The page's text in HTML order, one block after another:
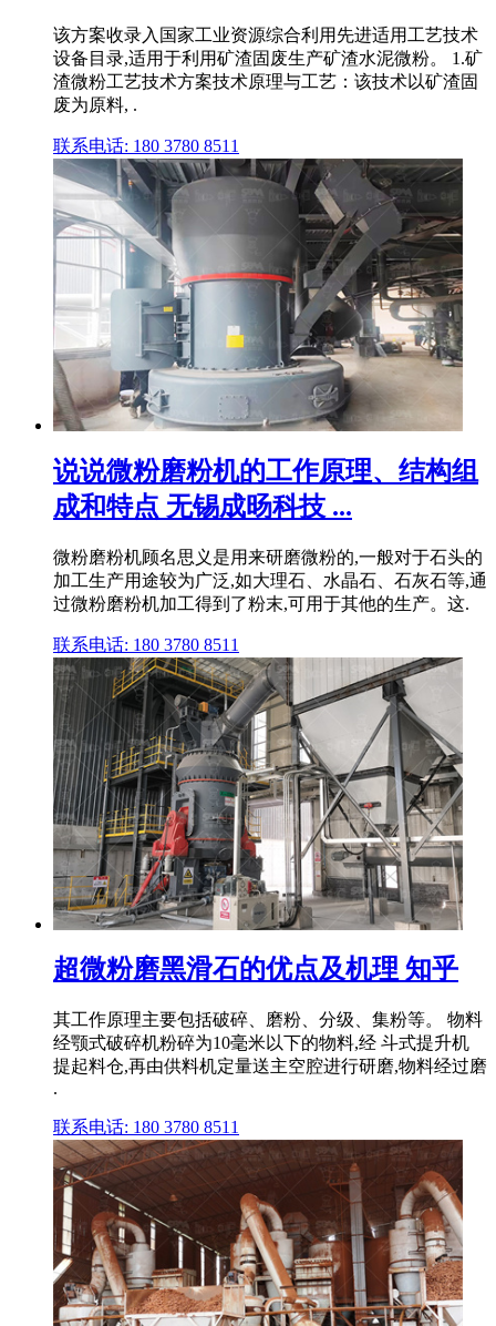
该方案收录入国家工业资源综合利用先进适用工艺技术
设备目录,适用于利用矿渣固废生产矿渣水泥微粉。 1.矿
渣微粉工艺技术方案技术原理与工艺：该技术以矿渣固
废为原料, .
联系电话: 180 3780 8511
说说微粉磨粉机的工作原理、结构组
成和特点 无锡成旸科技 ...
微粉磨粉机顾名思义是用来研磨微粉的,一般对于石头的
加工生产用途较为广泛,如大理石、水晶石、石灰石等,通
过微粉磨粉机加工得到了粉末,可用于其他的生产。这.
联系电话: 180 3780 8511
超微粉磨黑滑石的优点及机理 知乎
其工作原理主要包括破碎、磨粉、分级、集粉等。 物料
经颚式破碎机粉碎为10毫米以下的物料,经 斗式提升机
提起料仓,再由供料机定量送主空腔进行研磨,物料经过磨
.
联系电话: 180 3780 8511